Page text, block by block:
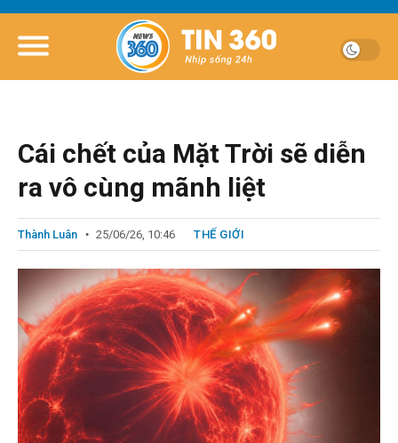
Cái chết của Mặt Trời sẽ diễn
ra vô cùng mãnh liệt
Thành Luân 25/06/26, 10:46 THẾ GIỚI